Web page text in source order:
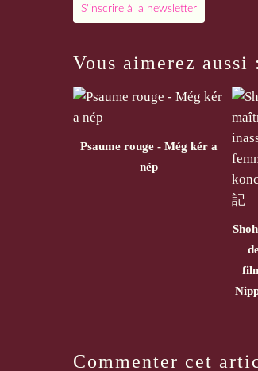
S'inscrire à la newsletter
Vous aimerez aussi :
Psaume rouge - Még kér a
nép
Commenter cet